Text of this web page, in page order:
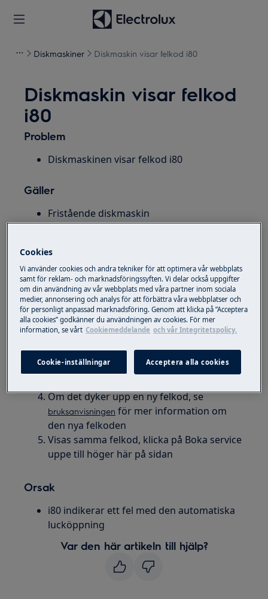
Diskmaskiner Diskmaskin visar felkod i80
Diskmaskin visar felkod
i80
Problem
Diskmaskinen visar felkod i80
Gäller
Fristående diskmaskin
Integrerad diskmaskin
Lösning
Koppla ur diskmaskinen, vänta 15 minuter
och sätt sedan tillbaka kontakten igen
Om du behövde flytta på maskinen är det
och att kranen är helt öppen
Sätt igång maskinen, välj program och
Om det dyker upp en ny felkod, se
bruksanvisningen för mer information om
den nya felkoden
Visas samma felkod, klicka på Boka service
uppe till höger här på sidan
Orsak
i80 indikerar ett fel med den automatiska
lucköppning
Var den här artikeln till hjälp?
Cookies
Vi använder cookies och andra tekniker för att optimera vår webbplats
samt för reklam- och marknadsföringssyften. Vi delar också uppgifter
om din användning av vår webbplats med våra partner inom sociala
medier, annonsering och analys för att förbättra våra webbplatser och
för personligt anpassad marknadsföring. Genom att klicka på ”Acceptera
alla cookies” godkänner du användningen av cookies. För mer
information, se vårt Cookiemeddelande och vår Integritetspolicy.
Cookie-inställningar Acceptera alla cookies